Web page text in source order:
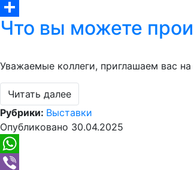
Copy
Link
Отправить
Что вы можете
Уважаемые коллеги, приглашаем вас
Читать далее
Рубрики: Выставки
Опубликовано 30.04.2025
WhatsApp